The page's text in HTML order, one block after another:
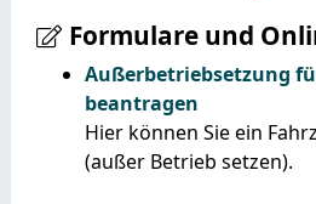
Formulare und
Außerbetriebsetzung
beantragen
Hier können Sie ein
(außer Betrieb setzen).